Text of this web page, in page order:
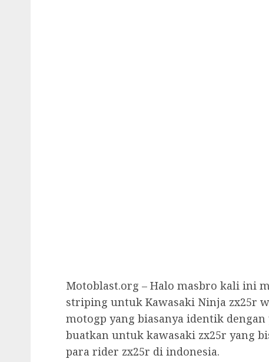
Motoblast.org – Halo masbro kali ini
striping untuk Kawasaki Ninja zx25r
motogp yang biasanya identik
buatkan untuk kawasaki zx25r yang
para rider zx25r di indonesia.